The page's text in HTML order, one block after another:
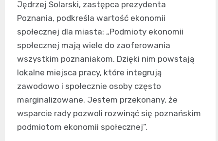
Jędrzej Solarski, zastępca prezydenta
Poznania, podkreśla wartość ekonomii
społecznej dla miasta: „Podmioty ekonomii
społecznej mają wiele do zaoferowania
wszystkim poznaniakom. Dzięki nim powstają
lokalne miejsca pracy, które integrują
zawodowo i społecznie osoby często
marginalizowane. Jestem przekonany, że
wsparcie rady pozwoli rozwinąć się poznańskim
podmiotom ekonomii społecznej”.